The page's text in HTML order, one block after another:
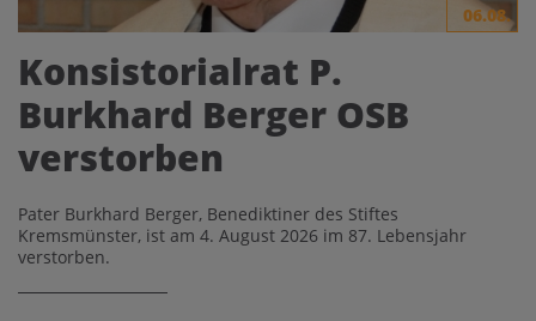
06.08.
Konsistorialrat P.
Burkhard Berger OSB
verstorben
Pater Burkhard Berger, Benediktiner des Stiftes
Kremsmünster, ist am 4. August 2026 im 87. Lebensjahr
verstorben.